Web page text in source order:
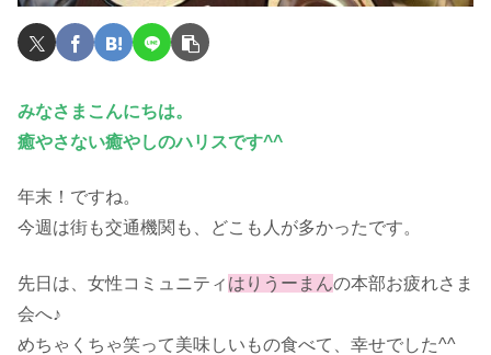
みなさまこんにちは。
癒やさない癒やしのハリスです^^
年末！ですね。
今週は街も交通機関も、どこも人が多かったです。
先日は、女性コミュニティ はりうーまんの本部お疲れさま
会へ♪
めちゃくちゃ笑って美味しいもの食べて、幸せでした^^